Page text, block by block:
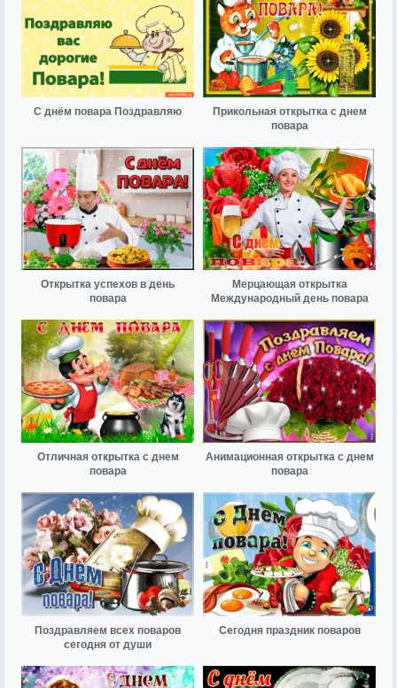
С днём повара Поздравляю
Прикольная открытка с днем
повара
Открытка успехов в день
повара
Мерцающая открытка
Международный день повара
Отличная открытка с днем
повара
Анимационная открытка с днем
повара
Поздравляем всех поваров
сегодня от души
Сегодня праздник поваров